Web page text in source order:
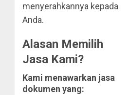
menyerahkannya kepada
Anda.
Alasan Memilih
Jasa Kami?
Kami menawarkan jasa
dokumen yang: